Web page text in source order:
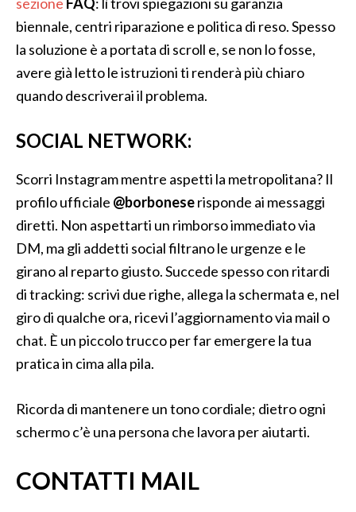
biennale, centri riparazione e politica di reso. Spesso
la soluzione è a portata di scroll e, se non lo fosse,
avere già letto le istruzioni ti renderà più chiaro
quando descriverai il problema.
SOCIAL NETWORK:
Scorri Instagram mentre aspetti la metropolitana? Il
profilo ufficiale @borboneserisponde ai messaggi
diretti. Non aspettarti un rimborso immediato via
DM, ma gli addetti social filtrano le urgenze e le
girano al reparto giusto. Succede spesso con ritardi
di tracking: scrivi due righe, allega la schermata e, nel
giro di qualche ora, ricevi l’aggiornamento via mail o
chat. È un piccolo trucco per far emergere la tua
pratica in cima alla pila.
Ricorda di mantenere un tono cordiale; dietro ogni
schermo c’è una persona che lavora per aiutarti.
CONTATTI MAIL